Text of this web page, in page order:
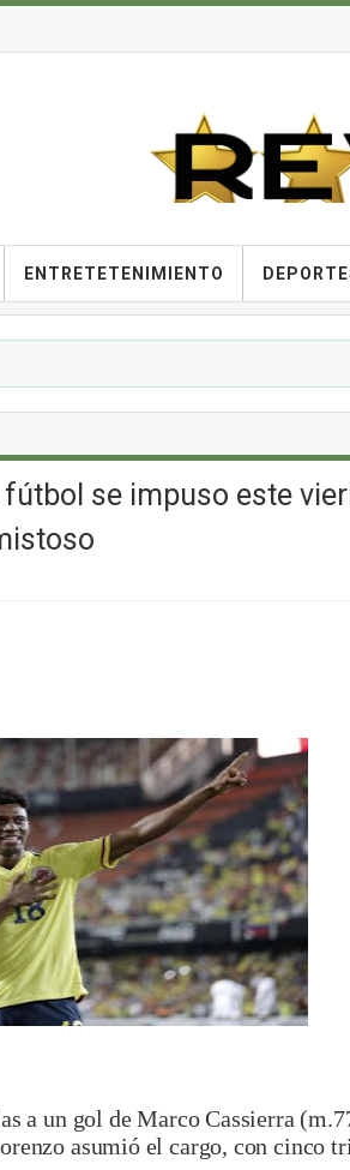
ENTRETETENIMIENTO
se impuso este
a un gol de Marco Cassierra
asumió el cargo, con cinco